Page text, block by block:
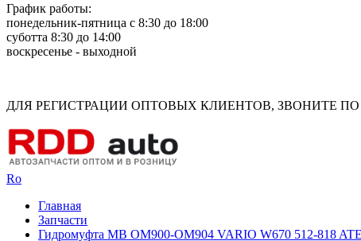
График работы:
понедельник-пятница с 8:30 до 18:00
суботта 8:30 до 14:00
воскресенье - выходной
ДЛЯ РЕГИСТРАЦИИ ОПТОВЫХ КЛИЕНТОВ, ЗВОНИТЕ ПО
Ro
Главная
Запчасти
Гидромуфта MB OM900-OM904 VARIO W670 512-818